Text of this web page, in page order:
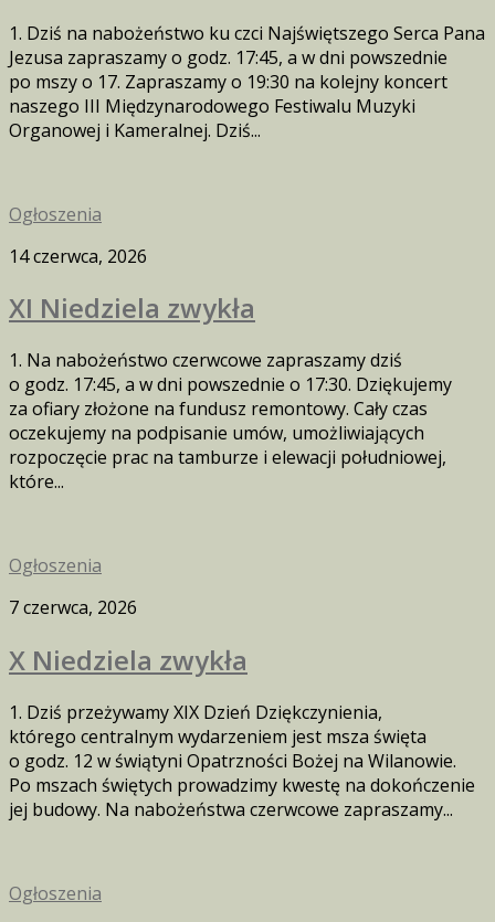
1. Dziś na nabożeństwo ku czci Najświętszego Serca Pana
Jezusa zapraszamy o godz. 17:45, a w dni powszednie
po mszy o 17. Zapraszamy o 19:30 na kolejny koncert
naszego III Międzynarodowego Festiwalu Muzyki
Organowej i Kameralnej. Dziś...
Ogłoszenia
14 czerwca, 2026
XI Niedziela zwykła
1. Na nabożeństwo czerwcowe zapraszamy dziś
o godz. 17:45, a w dni powszednie o 17:30. Dziękujemy
za ofiary złożone na fundusz remontowy. Cały czas
oczekujemy na podpisanie umów, umożliwiających
rozpoczęcie prac na tamburze i elewacji południowej,
które...
Ogłoszenia
7 czerwca, 2026
X Niedziela zwykła
1. Dziś przeżywamy XIX Dzień Dziękczynienia,
którego centralnym wydarzeniem jest msza święta
o godz. 12 w świątyni Opatrzności Bożej na Wilanowie.
Po mszach świętych prowadzimy kwestę na dokończenie
jej budowy. Na nabożeństwa czerwcowe zapraszamy...
Ogłoszenia